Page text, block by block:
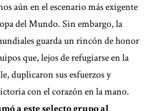
aún en el escenario más exigente
del Mundo.Sin embargo, la
guarda un rincón de honor
que, lejos de refugiarse en la
duplicaron sus esfuerzos y
con el corazón en la mano.